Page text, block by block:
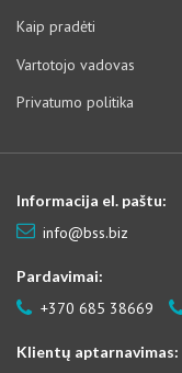
Kaip pradėti
Vartotojo vadovas
Privatumo politika
Informacija el. paštu:
info@bss.biz
Pardavimai:
+370 685 38669
Klientų aptarnavimas: